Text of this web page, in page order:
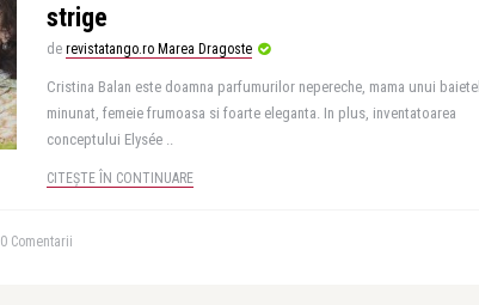
strige
de revistatango.ro Marea Dragoste
Cristina Balan este doamna parfumurilor nepereche, mama unui baietel
minunat, femeie frumoasa si foarte eleganta. In plus, inventatoarea
conceptului Elysée ..
CITEȘTE ÎN CONTINUARE
0 Comentarii